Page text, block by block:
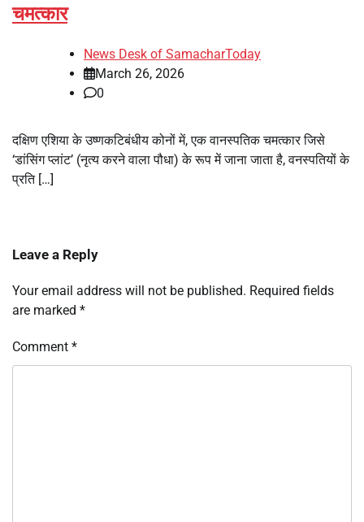
चमत्कार
News Desk of SamacharToday
March 26, 2026
0
दक्षिण एशिया के उष्णकटिबंधीय कोनों में, एक वानस्पतिक चमत्कार जिसे
‘डांसिंग प्लांट’ (नृत्य करने वाला पौधा) के रूप में जाना जाता है, वनस्पतियों के
प्रति […]
Leave a Reply
Your email address will not be published. Required fields
are marked *
Comment *